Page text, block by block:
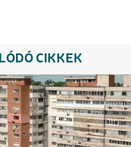
CIKKEK